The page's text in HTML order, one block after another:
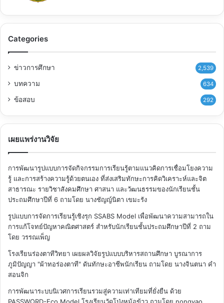
Categories
ข่าวการศึกษา 2,539
บทความ 634
ข้อสอบ 292
เผยแพร่งานวิจัย
การพัฒนารูปแบบการจัดกิจกรรมการเรียนรู้ตามแนวคิดการเชื่อมโยงความ
รู้ และการสร้างความรู้ด้วยตนเอง ที่ส่งเสริมทักษะการคิดวิเคราะห์และจิต
สาธารณะ รายวิชาสังคมศึกษา ศาสนา และวัฒนธรรมของนักเรียนชั้น
ประถมศึกษาปีที่ 6 ถามโดย นางชัญญ์นิตา เขมะรัง
รูปแบบการจัดการเรียนรู้เชิงรุก SSABS Model เพื่อพัฒนาความสามารถใน
การแก้โจทย์ปัญหาคณิตศาสตร์ สำหรับนักเรียนชั้นประถมศึกษาปีที่ 2 ถาม
โดย วรรณเพ็ญ
โรงเรียนร่องตาทีวิทยา เผยผลวิจัยรูปแบบบริหารสถานศึกษา บูรณาการ
ภูมิปัญญา "ผ้าทอร่องตาที" ดันทักษะอาชีพนักเรียน ถามโดย นางจินตนา คำ
สอนจิก
การพัฒนาระบบนิเวศการเรียนรวมสู่ความเท่าเทียมที่ยั่งยืน ด้วย